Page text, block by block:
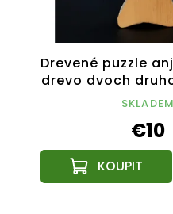
Drevené puzzle
drevo dvoch
cm
SKLADEM
€10